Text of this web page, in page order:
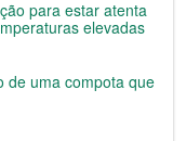
para estar atenta
elevadas
de uma compota que